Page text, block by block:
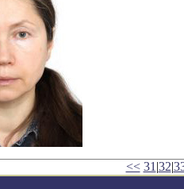
<< 31 |32|